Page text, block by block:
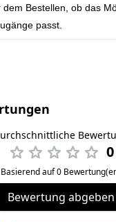
dem Bestellen, ob das
passt.
0
Basierend auf 0
Bewertung abgeben